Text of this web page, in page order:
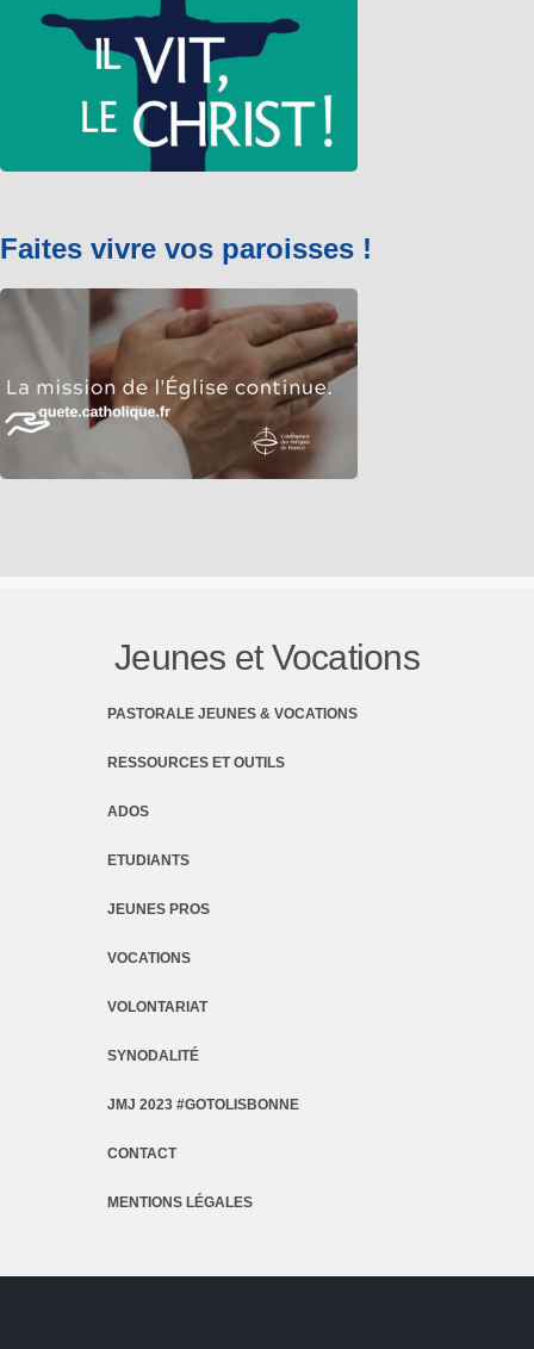
Faites vivre vos paroisses !
Jeunes et Vocations
PASTORALE JEUNES & VOCATIONS
RESSOURCES ET OUTILS
ADOS
ETUDIANTS
JEUNES PROS
VOCATIONS
VOLONTARIAT
SYNODALITÉ
JMJ 2023 #GOTOLISBONNE
CONTACT
MENTIONS LÉGALES